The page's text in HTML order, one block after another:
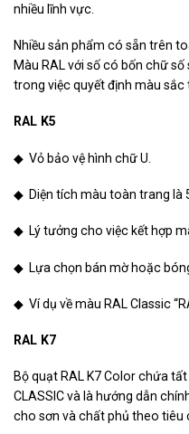
nhiều lĩnh vực.
Nhiều sản phẩm có sẵn trên
Màu RAL với số có bốn chữ
trong việc quyết định màu sắc
RAL K5
◆ Vỏ bảo vệ hình chữ U.
◆ Diện tích màu toàn trang là
◆ Lý tưởng cho việc kết hợp
◆ Lựa chọn bán mờ hoặc
◆ Ví dụ về màu RAL Classic
RAL K7
Bộ quạt RAL K7 Color chứa
CLASSIC và là hướng dẫn
cho sơn và chất phủ theo tiêu